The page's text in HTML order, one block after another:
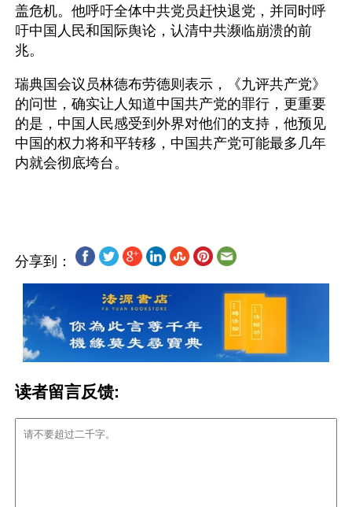
盖危机。他呼吁全体中共党员赶快退党，并同时呼
吁中国人民和国际舆论，认清中共濒临崩溃的前
兆。
瑞典国会议员林德布劳德则表示，《九评共产党》
的问世，确实让人知道中国共产党的罪行，更重要
的是，中国人民感受到外界对他们的支持，他预见
中国的权力将和平转移，中国共产党可能最多几年
内就会彻底垮台。
分享到：
读者留言反馈: